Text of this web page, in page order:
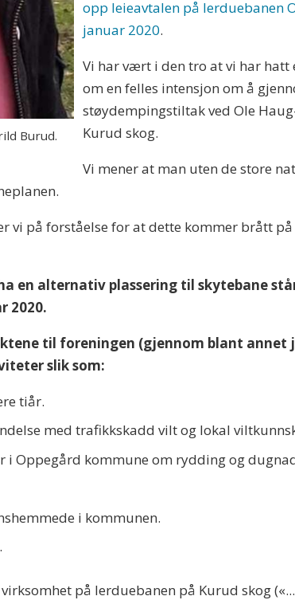
Burud.
opp leieavtalen på lerduebanen
januar 2020.
Vi har vært i den tro at vi har
om en felles intensjon om å
støydempingstiltak ved Ole
Kurud skog.
Vi mener at man uten de store
vi på forståelse for at dette kommer brått
en alternativ plassering til skytebane
2020.
til foreningen (gjennom blant
slik som:
tiår.
med trafikkskadd vilt og lokal
Oppegård kommune om rydding og
i kommunen.
på lerduebanen på Kurud skog